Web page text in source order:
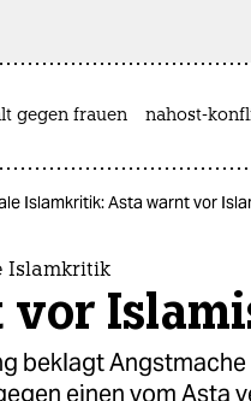
gegen frauen nahost-
Islamkritik: Asta warnt vor
Islamkritik
beklagt
einen vom Asta